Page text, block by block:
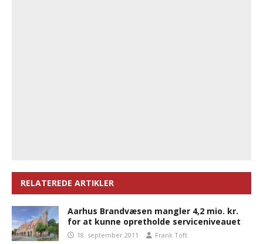
RELATEREDE ARTIKLER
Aarhus Brandvæsen mangler 4,2 mio. kr.
for at kunne opretholde serviceniveauet
18. september 2011 Frank Toft